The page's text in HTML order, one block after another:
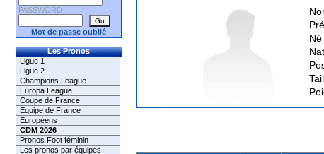
PASSWORD
Mot de passe oublié
Les Pronos
Ligue 1
Ligue 2
Champions League
Europa League
Coupe de France
Equipe de France
Européens
CDM 2026
Pronos Foot féminin
Les pronos par équipes
Né